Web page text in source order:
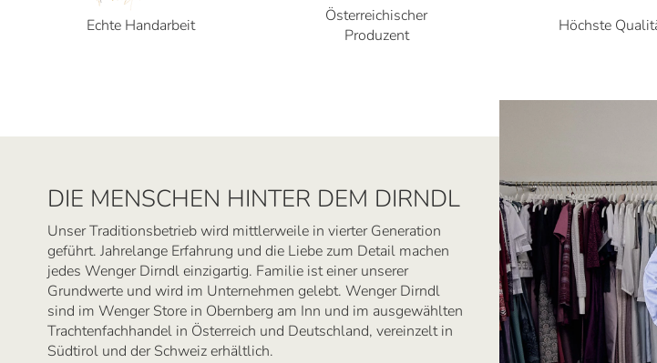
Echte Handarbeit
Österreichischer
Produzent
Höchste
DIE MENSCHEN HINTER DEM DIRNDL
Unser Traditionsbetrieb wird mittlerweile in vierter Generation
geführt. Jahrelange Erfahrung und die Liebe zum Detail machen
jedes Wenger Dirndl einzigartig. Familie ist einer unserer
Grundwerte und wird im Unternehmen gelebt. Wenger Dirndl
sind im Wenger Store in Obernberg am Inn und im ausgewählten
Trachtenfachhandel in Österreich und Deutschland, vereinzelt in
Südtirol und der Schweiz erhältlich.